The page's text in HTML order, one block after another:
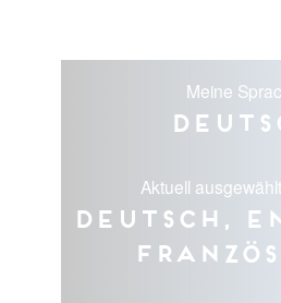
Meine
Aktuell
Deutsch,